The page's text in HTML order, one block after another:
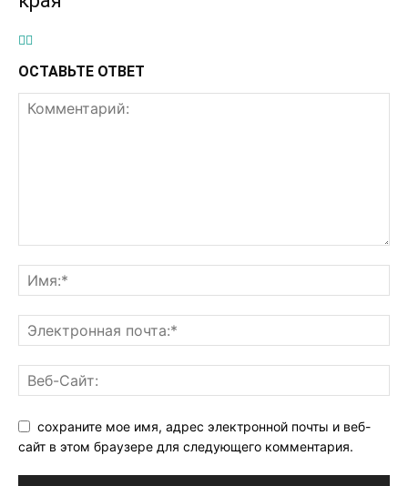
ОСТАВЬТЕ ОТВЕТ
сохраните мое имя, адрес электронной почты и веб-
сайт в этом браузере для следующего комментария.